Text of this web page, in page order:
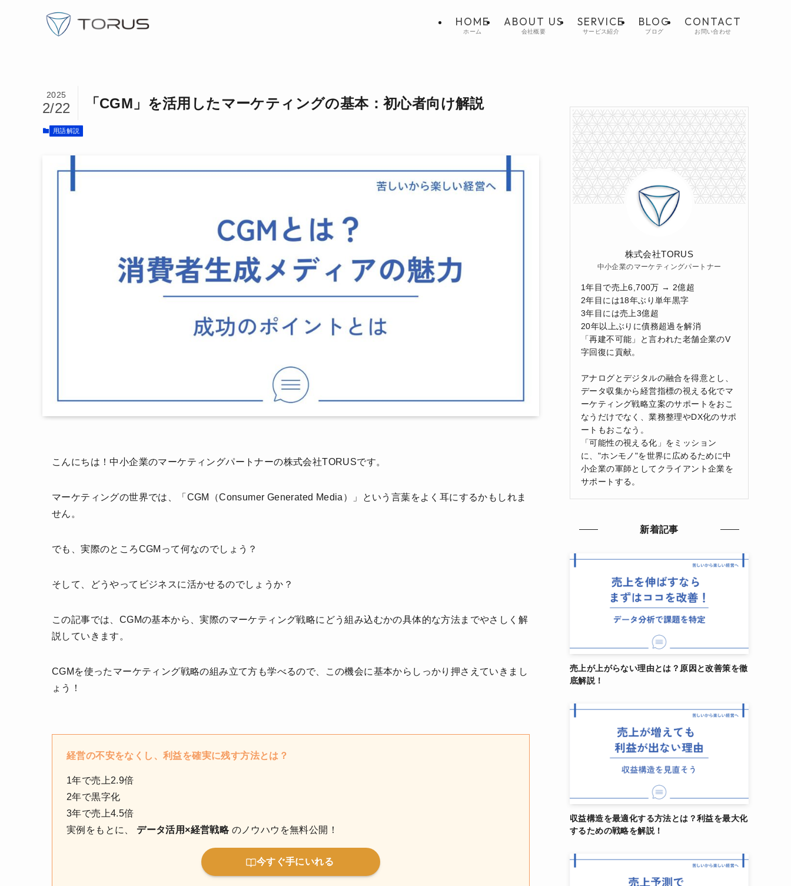
HOME
ホーム
ABOUT US
会社概要
SERVICE
サービス紹介
BLOG
ブログ
CONTACT
お問い合わせ
「CGM」を活用したマーケティングの基本：初心者向け解説
2025
2/22
用語解説
こんにちは！中小企業のマーケティングパートナーの株式会社TORUSです。
マーケティングの世界では、「CGM（Consumer Generated Media）」という言葉をよく耳にするかもしれま
せん。
でも、実際のところCGMって何なのでしょう？
そして、どうやってビジネスに活かせるのでしょうか？
この記事では、CGMの基本から、実際のマーケティング戦略にどう組み込むかの具体的な方法までやさしく解
説していきます。
CGMを使ったマーケティング戦略の組み立て方も学べるので、この機会に基本からしっかり押さえていきまし
ょう！
経営の不安をなくし、利益を確実に残す方法とは？
1年で売上2.9倍
2年で黒字化
3年で売上4.5倍
実例をもとに、 データ活用×経営戦略のノウハウを無料公開！
今すぐ手にいれる
株式会社TORUS
中小企業のマーケティングパートナー
1年目で売上6,700万 → 2億超
2年目には18年ぶり単年黒字
3年目には売上3億超
20年以上ぶりに債務超過を解消
「再建不可能」と言われた老舗企業のV
字回復に貢献。
アナログとデジタルの融合を得意とし、
データ収集から経営指標の視える化でマ
ーケティング戦略立案のサポートをおこ
なうだけでなく、業務整理やDX化のサポ
ートもおこなう。
「可能性の視える化」をミッション
に、"ホンモノ"を世界に広めるために中
小企業の軍師としてクライアント企業を
サポートする。
新着記事
売上が上がらない理由とは？原因と改善策を徹
底解説！
収益構造を最適化する方法とは？利益を最大化
するための戦略を解説！